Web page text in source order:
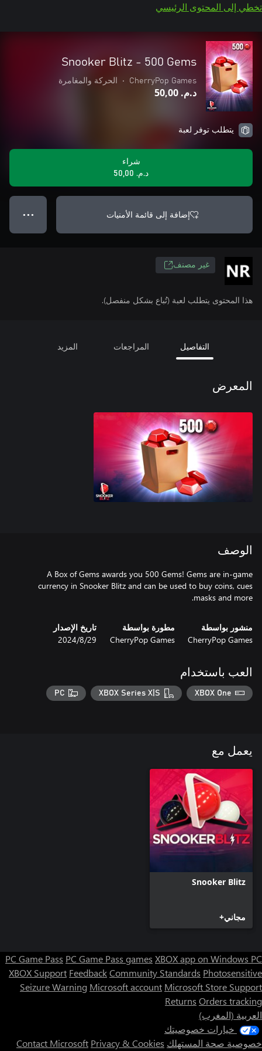
تخطي إلى المحتوى الرئيسي
Snooker Blitz - 500 Gems
CherryPop Games
• الحركة والمغامرة
د.م.‏ 50,00
يتطلب توفر لعبة
شراء
د.م.‏ 50,00
إضافة إلى قائمة الأمنيات ● ● ●
غير مصنف
هذا المحتوى يتطلب لعبة (تُباع بشكل منفصل).
التفاصيل المراجعات المزيد
المعرض
الوصف
A Box of Gems awards you 500 Gems! Gems are in-game
currency in Snooker Blitz and can be used to buy coins, cues
masks and more.
منشور بواسطة
CherryPop Games
مطورة بواسطة
CherryPop Games
تاريخ الإصدار
29‏/8‏/2024
العب باستخدام
XBOX One
XBOX Series X|S
PC
يعمل مع
Snooker Blitz
مجاني+
PC Game Pass PC Game Pass games XBOX app on Windows PC
XBOX Support FeedbackCommunity Standards Photosensitive
Seizure Warning Microsoft account Microsoft Store Support
Returns Orders tracking
العربية (المغرب)
خيارات خصوصيتك
خصوصية صحة المستهلك
Contact Microsoft Privacy & Cookies